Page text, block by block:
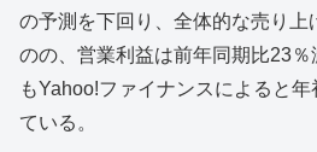
の予測を下回り、全体的な売り上
のの、営業利益は前年同期比23
もYahoo!ファイナンスによると
ている。